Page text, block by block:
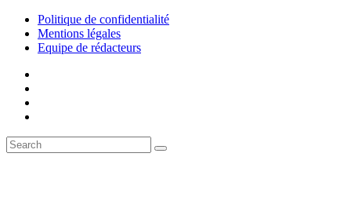
Politique de confidentialité
Mentions légales
Equipe de rédacteurs